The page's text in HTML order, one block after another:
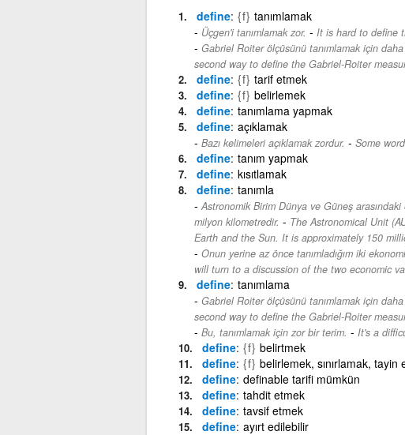
define {f} tanımlamak
Üçgen'i tanımlamak zor. - It is hard to define
Gabriel Roiter ölçüsünü tanımlamak için
second way to define the Gabriel-Roiter
define {f} tarif etmek
define {f} belirlemek
define tanımlama yapmak
define açıklamak
Bazı kelimeleri açıklamak zordur. - Some
define tanım yapmak
define kısıtlamak
define tanımla
Astronomik Birim Dünya ve Güneş
milyon kilometredir. - The Astronomical Unit
Earth and the Sun. It is approximately 150
Onun yerine az önce tanımladığım iki
will turn to a discussion of the two economic
define tanımlama
Gabriel Roiter ölçüsünü tanımlamak için
second way to define the Gabriel-Roiter
Bu, tanımlamak için zor bir terim. - It's a
define {f} belirtmek
define {f} belirlemek, sınırlamak, tayin
define definable tarifi mümkün
define tahdit etmek
define tavsif etmek
define ayırt edilebilir